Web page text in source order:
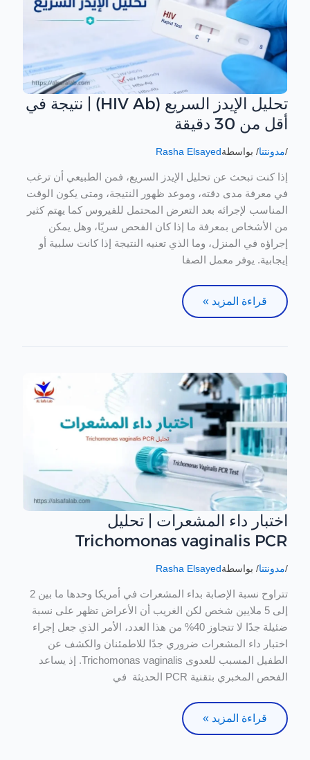
تحليل الإيدز السريع (HIV Ab) | نتيجة في
أقل من 30 دقيقة
/مدونتنا/ بواسطةRasha Elsayed
إذا كنت تبحث عن تحليل الإيدز السريع، فمن الطبيعي أن ترغب
في معرفة مدى دقته، وموعد ظهور النتيجة، ومتى يكون الوقت
المناسب لإجرائه بعد التعرض المحتمل للفيروس كما يهتم كثير
من الأشخاص بمعرفة ما إذا كان الفحص سريًا، وهل يمكن
إجراؤه في المنزل، وما الذي تعنيه النتيجة إذا كانت سلبية أو
إيجابية. يوفر معمل الصفا
تحليل
|
نتيجة
في
أقل
من
قراءة المزيد »
اختبار داء المشعرات | تحليل
Trichomonas vaginalis PCR
/مدونتنا/ بواسطةRasha Elsayed
تتراوح نسبة الإصابة بداء المشعرات في أمريكا وحدها ما بين 2
إلى 5 ملايين شخص لكن الغريب أن الأعراض تظهر على نسبة
ضئيلة جدًا لا تتجاوز 40% من هذا العدد، الأمر الذي جعل إجراء
اختبار داء المشعرات ضروري جدًا للاطمئنان والكشف عن
الطفيل المسبب للعدوى Trichomonas vaginalis. إذ يساعد
الفحص المخبري بتقنية PCR الحديثة في
داء
Trichomonas
vaginalis
PCR
قراءة المزيد »